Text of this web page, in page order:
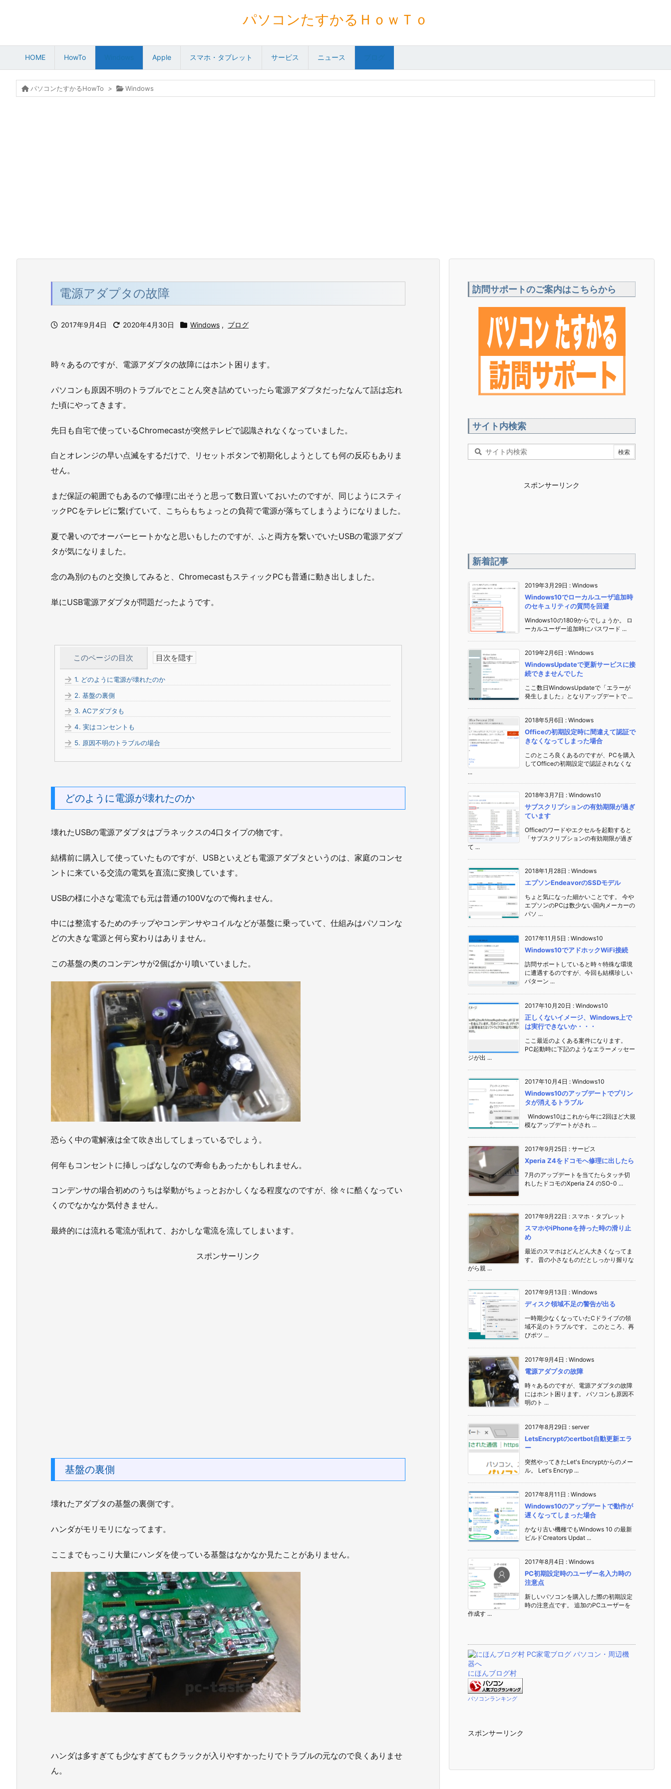
パソコンたすかるＨｏｗＴｏ
HOME HowTo Apple スマホ・タブレット サービス ニュース
パソコンたすかるHowTo > Windows
電源アダプタの故障
2017年9月4日 2020年4月30日 Windows , ブログ
時々あるのですが、電源アダプタの故障にはホント困ります。
パソコンも原因不明のトラブルでとことん突き詰めていったら電源アダプタだったなんて話は忘れ
た頃にやってきます。
先日も自宅で使っているChromecastが突然テレビで認識されなくなっていました。
白とオレンジの早い点滅をするだけで、リセットボタンで初期化しようとしても何の反応もありま
せん。
まだ保証の範囲でもあるので修理に出そうと思って数日置いておいたのですが、同じようにスティ
ックPCをテレビに繋げていて、こちらもちょっとの負荷で電源が落ちてしまうようになりました。
夏で暑いのでオーバーヒートかなと思いもしたのですが、ふと両方を繋いでいたUSBの電源アダプ
タが気になりました。
念の為別のものと交換してみると、ChromecastもスティックPCも普通に動き出しました。
単にUSB電源アダプタが問題だったようです。
このページの目次
1. どのように電源が壊れたのか
2. 基盤の裏側
3. ACアダプタも
4. 実はコンセントも
5. 原因不明のトラブルの場合
どのように電源が壊れたのか
壊れたUSBの電源アダプタはプラネックスの4口タイプの物です。
結構前に購入して使っていたものですが、USBといえども電源アダプタというのは、家庭のコンセ
ントに来ている交流の電気を直流に変換しています。
USBの様に小さな電流でも元は普通の100Vなので侮れません。
中には整流するためのチップやコンデンサやコイルなどが基盤に乗っていて、仕組みはパソコンな
どの大きな電源と何ら変わりはありません。
この基盤の奥のコンデンサが2個ばかり噴いていました。
恐らく中の電解液は全て吹き出してしまっているでしょう。
何年もコンセントに挿しっぱなしなので寿命もあったかもしれません。
コンデンサの場合初めのうちは挙動がちょっとおかしくなる程度なのですが、徐々に酷くなってい
くのでなかなか気付きません。
最終的には流れる電流が乱れて、おかしな電流を流してしまいます。
スポンサーリンク
基盤の裏側
壊れたアダプタの基盤の裏側です。
ハンダがモリモリになってます。
ここまでもっこり大量にハンダを使っている基盤はなかなか見たことがありません。
ハンダは多すぎても少なすぎてもクラックが入りやすかったりでトラブルの元なので良くありませ
ん。
訪問サポートのご案内はこちらから
サイト内検索
スポンサーリンク
新着記事
2019年3月29日 : Windows
Windows10でローカルユーザ追加時
のセキュリティの質問を回避
Windows10の1809からでしょうか。 ロ
ーカルユーザー追加時にパスワード ...
2019年2月6日 : Windows
WindowsUpdateで更新サービスに接
続できませんでした
ここ数日WindowsUpdateで「エラーが
発生しました」となりアップデートで ...
2018年5月6日 : Windows
Officeの初期設定時に間違えて認証で
きなくなってしまった場合
このところ良くあるのですが、PCを購入
してOfficeの初期設定で認証されなくな
...
2018年3月7日 : Windows10
サブスクリプションの有効期限が過ぎ
ています
Officeのワードやエクセルを起動すると
「サブスクリプションの有効期限が過ぎ
て ...
2018年1月28日 : Windows
エプソンEndeavorのSSDモデル
ちょと気になった細かいことです。 今や
エプソンのPCは数少ない国内メーカーの
パソ ...
2017年11月5日 : Windows10
Windows10でアドホックWiFi接続
訪問サポートしていると時々特殊な環境
に遭遇するのですが、今回も結構珍しい
パターン ...
2017年10月20日 : Windows10
正しくないイメージ、Windows上で
は実行できないか・・・
ここ最近のよくある案件になります。
PC起動時に下記のようなエラーメッセー
ジが出 ...
2017年10月4日 : Windows10
Windows10のアップデートでプリン
タが消えるトラブル
Windows10はこれから年に2回ほど大規
模なアップデートがされ ...
2017年9月25日 : サービス
Xperia Z4をドコモへ修理に出したら
7月のアップデートを当てたらタッチ切
れしたドコモのXperia Z4 のSO-0 ...
2017年9月22日 : スマホ・タブレット
スマホやiPhoneを持った時の滑り止
め
最近のスマホはどんどん大きくなってま
す。 昔の小さなものだとしっかり握りな
がら親 ...
2017年9月13日 : Windows
ディスク領域不足の警告が出る
一時期少なくなっていたCドライブの領
域不足のトラブルです。 このところ、再
びポツ ...
2017年9月4日 : Windows
電源アダプタの故障
時々あるのですが、電源アダプタの故障
にはホント困ります。 パソコンも原因不
明のト ...
2017年8月29日 : server
LetsEncryptのcertbot自動更新エラ
ー
突然やってきたLet's Encryptからのメー
ル。 Let's Encryp ...
2017年8月11日 : Windows
Windows10のアップデートで動作が
遅くなってしまった場合
かなり古い機種でもWindows 10 の最新
ビルドCreators Updat ...
2017年8月4日 : Windows
PC初期設定時のユーザー名入力時の
注意点
新しいパソコンを購入した際の初期設定
時の注意点です。 追加のPCユーザーを
作成す ...
にほんブログ村
パソコンランキング
スポンサーリンク